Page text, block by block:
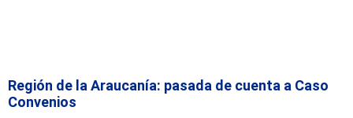
Región de la Araucanía: pasada de cuenta a Caso
Convenios